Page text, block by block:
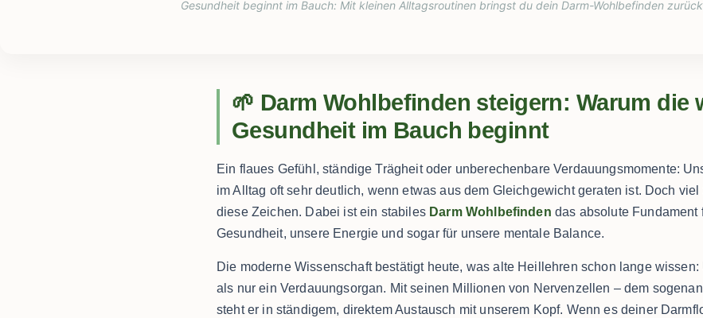
Gesundheit beginnt im Bauch: Mit kleinen Alltagsroutinen bringst du dein Darm-Wohlbefinden
🌱 Darm Wohlbefinden steigern: Warum die
Gesundheit im Bauch beginnt
Ein flaues Gefühl, ständige Trägheit oder unberechenbare Verdauungsmomente:
im Alltag oft sehr deutlich, wenn etwas aus dem Gleichgewicht geraten ist. Doch
diese Zeichen. Dabei ist ein stabiles Darm Wohlbefinden das absolute Fundament
Gesundheit, unsere Energie und sogar für unsere mentale Balance.
Die moderne Wissenschaft bestätigt heute, was alte Heillehren schon lange
als nur ein Verdauungsorgan. Mit seinen Millionen von Nervenzellen – dem
steht er in ständigem, direktem Austausch mit unserem Kopf. Wenn es deiner